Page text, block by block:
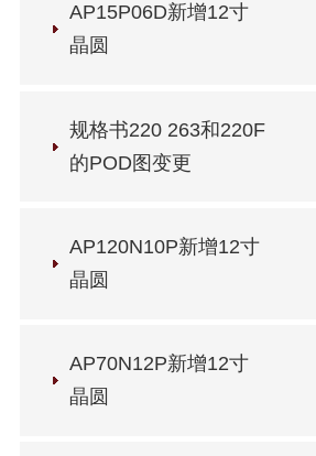
AP15P06D新增12寸
晶圆
规格书220 263和220F
的POD图变更
AP120N10P新增12寸
晶圆
AP70N12P新增12寸
晶圆